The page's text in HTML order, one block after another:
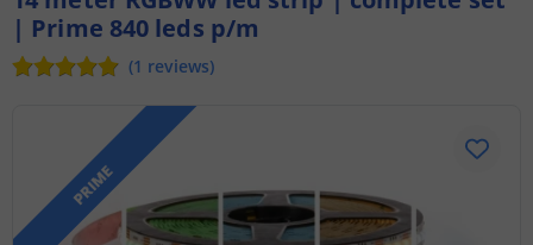
Voor 23:45 uur besteld, morgen in huis
| Prime 840 leds p/m
(1 reviews)
PRIME